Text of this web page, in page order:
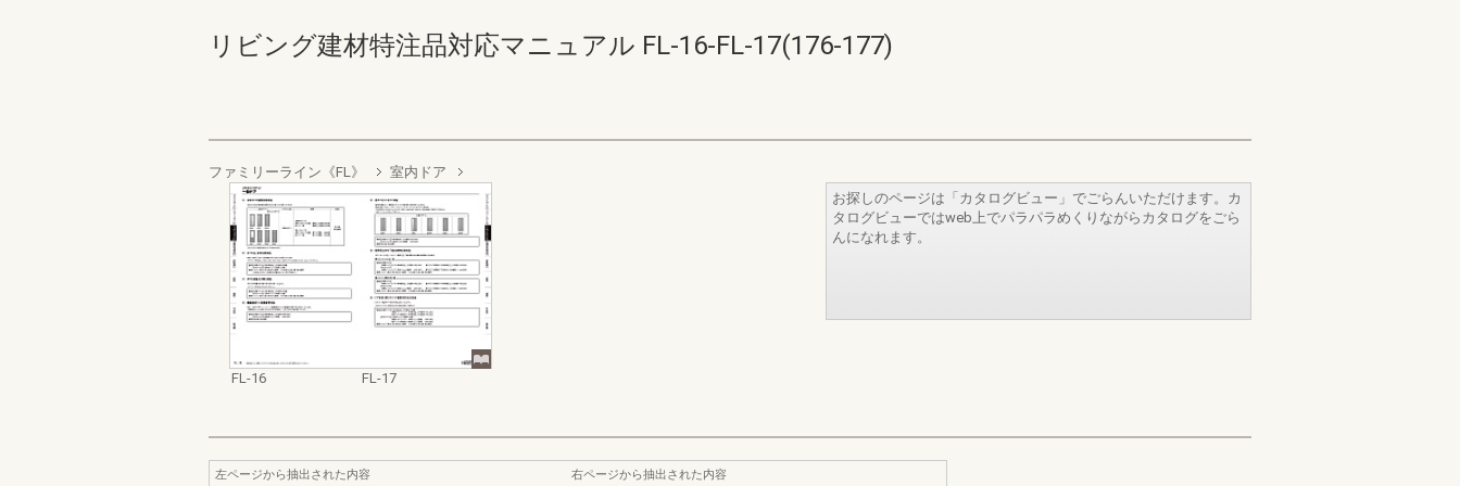
リビング建材特注品対応マニュアル FL-16-FL-17(176-177)
ファミリーライン《FL》 室内ドア
FL-16 FL-17
お探しのページは「カタログビュー」でごらんいただけます。カ
タログビューではweb上でパラパラめくりながらカタログをごら
んになれます。
左ページから抽出された内容
右ページから抽出された内容